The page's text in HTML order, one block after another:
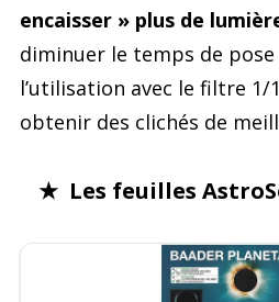
encaisser » plus de
diminuer le temps de
l’utilisation avec le filtre 1/
obtenir des clichés de
★ Les feuilles